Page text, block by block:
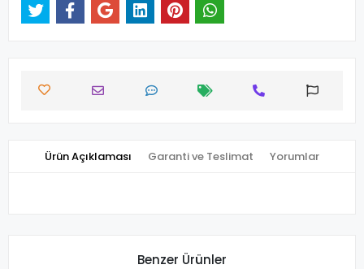
Ürün Açıklaması Garanti ve Teslimat Yorumlar
Benzer Ürünler